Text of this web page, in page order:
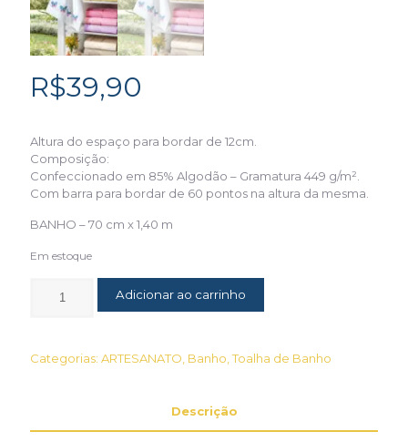
R$39,90
Altura do espaço para bordar de 12cm.
Composição:
Confeccionado em 85% Algodão – Gramatura 449 g/m².
Com barra para bordar de 60 pontos na altura da mesma.
BANHO – 70 cm x 1,40 m
Em estoque
Adicionar ao carrinho
Categorias: ARTESANATO Banho ,Toalha de Banho
Descrição